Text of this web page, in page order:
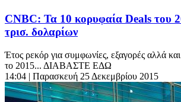
CNBC: Τα 10 κορυφαία Deals του
τρισ. δολαρίων
Έτος ρεκόρ για συμφωνίες, εξαγορές αλλά
το 2015... ΔΙΑΒΑΣΤΕ ΕΔΩ
14:04 | Παρασκευή 25 Δεκεμβρίου 2015